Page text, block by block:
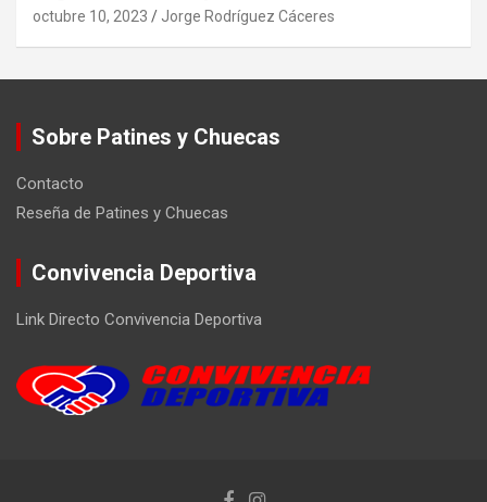
octubre 10, 2023 Jorge Rodríguez Cáceres
Sobre Patines y Chuecas
Contacto
Reseña de Patines y Chuecas
Convivencia Deportiva
Link Directo Convivencia Deportiva